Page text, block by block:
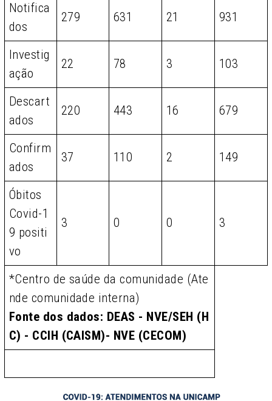
Notifica
dos
279 631 21 931
Investig
ação
22 78 3 103
Descart
ados
220 443 16 679
Confirm
ados
37 110 2 149
Óbitos
Covid-1
9 positi
vo
3 0 0 3
*Centro de saúde da comunidade (Ate
nde comunidade interna)
Fonte dos dados: DEAS - NVE/SEH (H
C) - CCIH (CAISM)- NVE (CECOM)